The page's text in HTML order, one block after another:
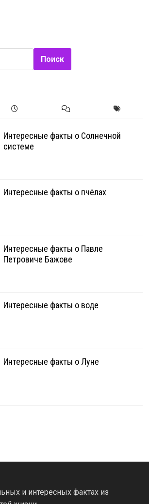
Поиск
Интересные факты о Солнечной
системе
Интересные факты о пчёлах
Интересные факты о Павле
Петровиче Бажове
Интересные факты о воде
Интересные факты о Луне
и интересных фактах из